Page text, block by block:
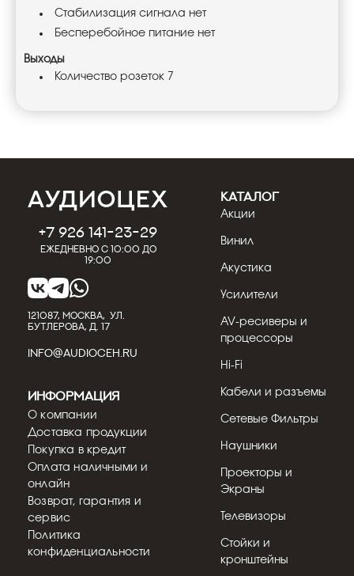
Стабилизация сигнала нет
Бесперебойное питание нет
Выходы
Количество розеток 7
+7 926 141-23-29
Ежедневно с 10:00 до
19:00
121087, МОСКВА, УЛ.
БУТЛЕРОВА, Д. 17
INFO@AUDIOCEH.RU
КАТАЛОГ
Акции
Винил
Акустика
Усилители
AV-ресиверы и
процессоры
Hi-Fi
Кабели и разъемы
Сетевые Фильтры
Наушники
Проекторы и
Экраны
Телевизоры
Стойки и
кронштейны
Информация
О компании
Доставка продукции
Покупка в кредит
Оплата наличными и
онлайн
Возврат, гарантия и
сервис
Политика
конфиденциальности